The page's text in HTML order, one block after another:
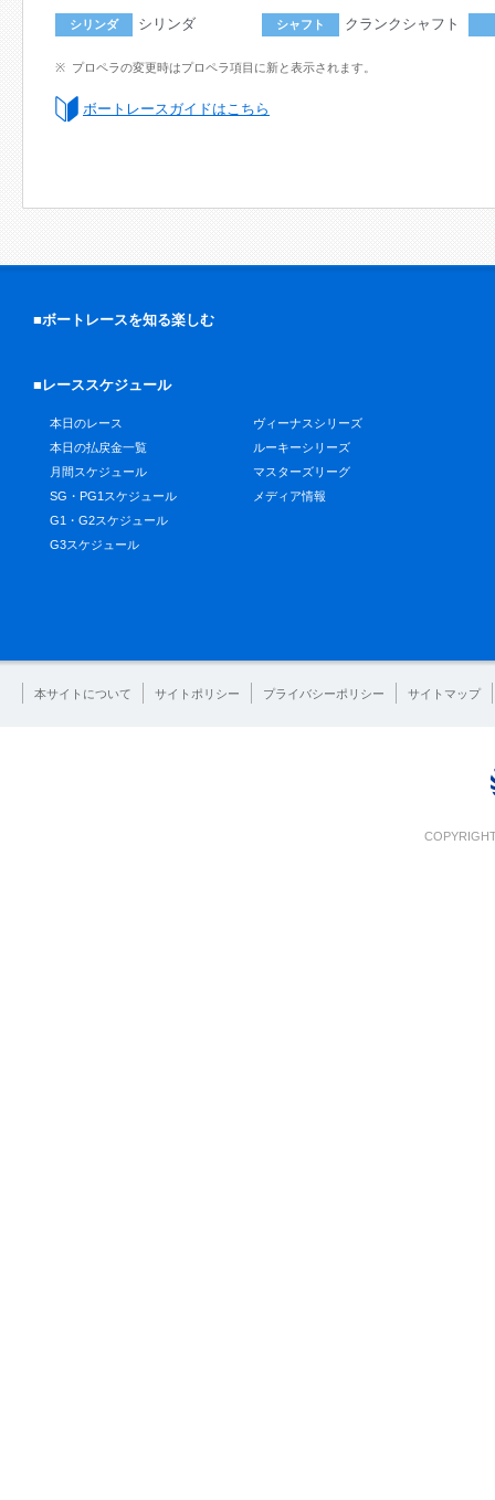
シリンダ シリンダ シャフト クランクシャフト
プロペラの変更時はプロペラ項目に新と表示されます。
ボートレースガイドはこちら
■ボートレースを知る楽しむ
■レーススケジュール
本日のレース
本日の払戻金一覧
月間スケジュール
SG・PG1スケジュール
G1・G2スケジュール
G3スケジュール
ヴィーナスシリーズ
ルーキーシリーズ
マスターズリーグ
メディア情報
本サイトについて サイトポリシー プライバシーポリシー サイトマップ